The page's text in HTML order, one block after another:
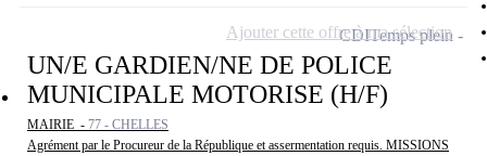
UN/E GARDIEN/NE DE POLICE
MUNICIPALE MOTORISE (H/F)
MAIRIE - 77 - CHELLES
Agrément par le Procureur de la République et assermentation requis. MISSIONS
CDITemps plein
Ajouter cette offre à ma sélection